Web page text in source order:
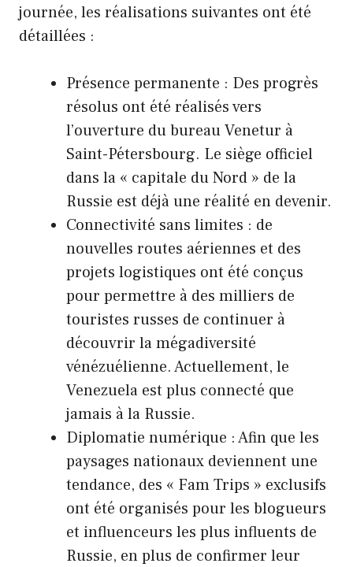
journée, les réalisations suivantes ont été
détaillées :
Présence permanente : Des progrès
résolus ont été réalisés vers
l’ouverture du bureau Venetur à
Saint-Pétersbourg. Le siège officiel
dans la « capitale du Nord » de la
Russie est déjà une réalité en devenir.
Connectivité sans limites : de
nouvelles routes aériennes et des
projets logistiques ont été conçus
pour permettre à des milliers de
touristes russes de continuer à
découvrir la mégadiversité
vénézuélienne. Actuellement, le
Venezuela est plus connecté que
jamais à la Russie.
Diplomatie numérique : Afin que les
paysages nationaux deviennent une
tendance, des « Fam Trips » exclusifs
ont été organisés pour les blogueurs
et influenceurs les plus influents de
Russie, en plus de confirmer leur